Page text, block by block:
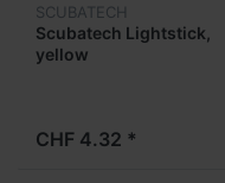
SCUBATECH
Scubatech Lightstick,
yellow
CHF 4.32 *